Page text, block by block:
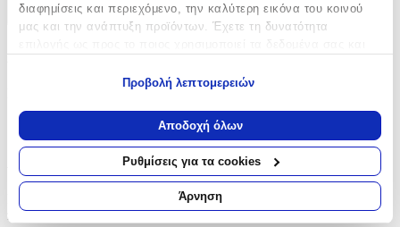
διαφημίσεις και περιεχόμενο, την καλύτερη εικόνα του κοινού
μας και την ανάπτυξη προϊόντων. Έχετε τη δυνατότητα
Να συλλέξουμε πληροφορίες σχετικά με τη γεωγραφική
σας τοποθεσία, οι οποίες μπορεί να είναι ακριβείς σε
απόσταση μερικών μέτρων
Να αναγνωρίσουμε τη συσκευή σας σαρώνοντας ενεργά
για συγκεκριμένα χαρακτηριστικά (δακτυλικό αποτύπωμα)
Μάθετε περισσότερα σχετικά με τον τρόπο επεξεργασίας των
Προβολή λεπτομερειών
Αποδοχή όλων
Ρυθμίσεις για τα cookies
Άρνηση
+
Χαρακτηριστικά
Αξιολογήσεις
Προς το παρόν δεν υπάρχουν άλλες αξιολογήσεις. Όταν
προστεθούν, θα εμφανιστούν εδώ.